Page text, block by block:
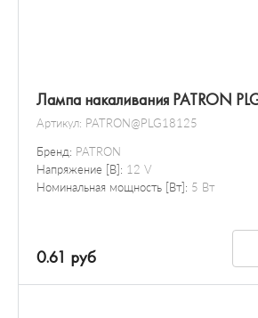
Лампа накаливания PATRON
Артикул: PATRON@PLG18125
Бренд: PATRON
Напряжение [В]: 12 V
Номинальная мощность [Вт]: 5 Вт
0.61 руб